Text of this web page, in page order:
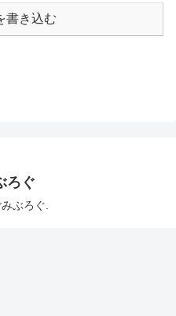
書き込む
ろぐ
ぶろぐ.